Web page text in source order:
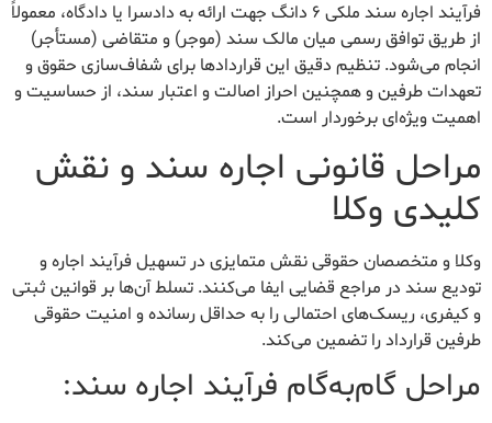
فرآیند اجاره سند ملکی ۶ دانگ جهت ارائه به دادسرا یا دادگاه، معمولاً
از طریق توافق رسمی میان مالک سند (موجر) و متقاضی (مستأجر)
انجام می‌شود. تنظیم دقیق این قراردادها برای شفاف‌سازی حقوق و
تعهدات طرفین و همچنین احراز اصالت و اعتبار سند، از حساسیت و
اهمیت ویژه‌ای برخوردار است.
مراحل قانونی اجاره سند و نقش
کلیدی وکلا
وکلا و متخصصان حقوقی نقش متمایزی در تسهیل فرآیند اجاره و
تودیع سند در مراجع قضایی ایفا می‌کنند. تسلط آن‌ها بر قوانین ثبتی
و کیفری، ریسک‌های احتمالی را به حداقل رسانده و امنیت حقوقی
طرفین قرارداد را تضمین می‌کند.
مراحل گام‌به‌گام فرآیند اجاره سند: